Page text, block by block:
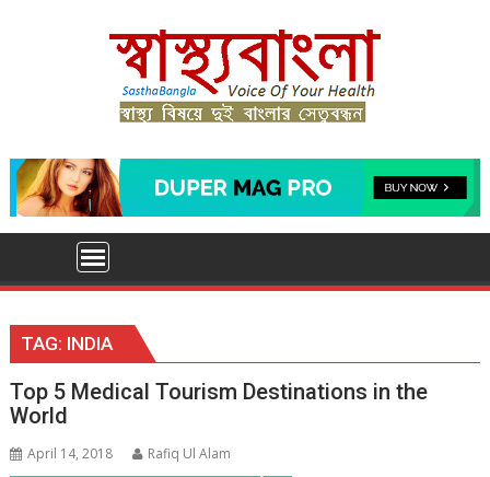
TAG: INDIA
Top 5 Medical Tourism Destinations in the
World
April 14, 2018 Rafiq Ul Alam